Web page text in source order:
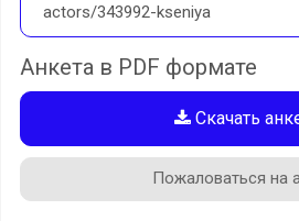
actors/343992-kseniya
Анкета в PDF формате
Скачать
Пожаловаться на